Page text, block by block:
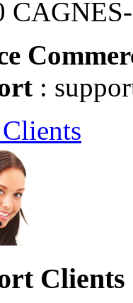
:
Clients